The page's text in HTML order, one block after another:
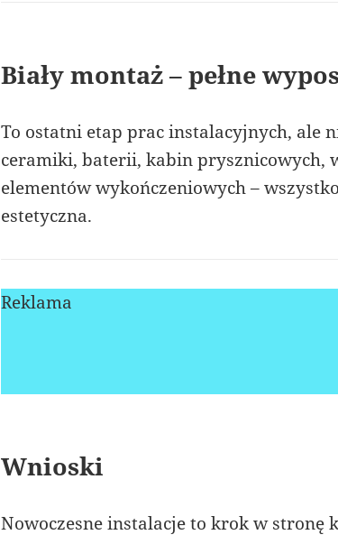
Biały montaż – pełne
To ostatni etap prac instalacyjnych, ale
ceramiki, baterii, kabin prysznicowych,
elementów wykończeniowych –
estetyczna.
Reklama
Wnioski
Nowoczesne instalacje to krok w stronę